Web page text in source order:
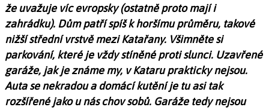
že uvažuje víc evropsky (ostatně proto mají i
zahrádku). Dům patří spíš k horšímu průměru, takové
nižší střední vrstvě mezi Katařany. Všimněte si
parkování, které je vždy stíněné proti slunci. Uzavřené
garáže, jak je známe my, v Kataru prakticky nejsou.
Auta se nekradou a domácí kutění je tu asi tak
rozšířené jako u nás chov sobů. Garáže tedy nejsou